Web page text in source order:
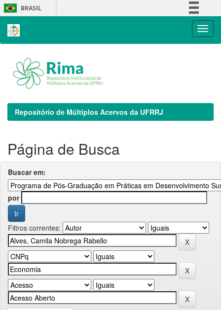
Skip
navigation
BRASIL
Repositório de Múltiplos Acervos da UFRRJ
Página de Busca
Buscar em:
por
Filtros correntes: